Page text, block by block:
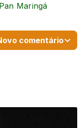
Maringá
comentário